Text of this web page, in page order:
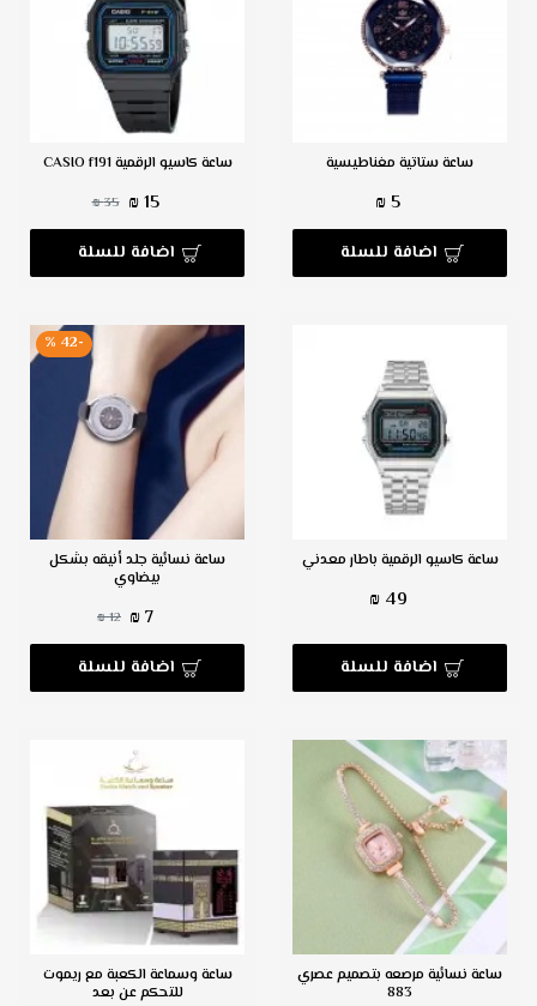
ساعة ستاتية مغناطيسية
5 ₪
اضافة للسلة
ساعة كاسيو الرقمية CASIO f191
15 ₪
35 ₪
اضافة للسلة
ساعة كاسيو الرقمية باطار معدني
49 ₪
اضافة للسلة
-42 %
ساعة نسائية جلد أنيقه بشكل
بيضاوي
7 ₪
12 ₪
اضافة للسلة
ساعة نسائية مرصعه بتصميم عصري
883
ساعة وسماعة الكعبة مع ريموت
للتحكم عن بعد